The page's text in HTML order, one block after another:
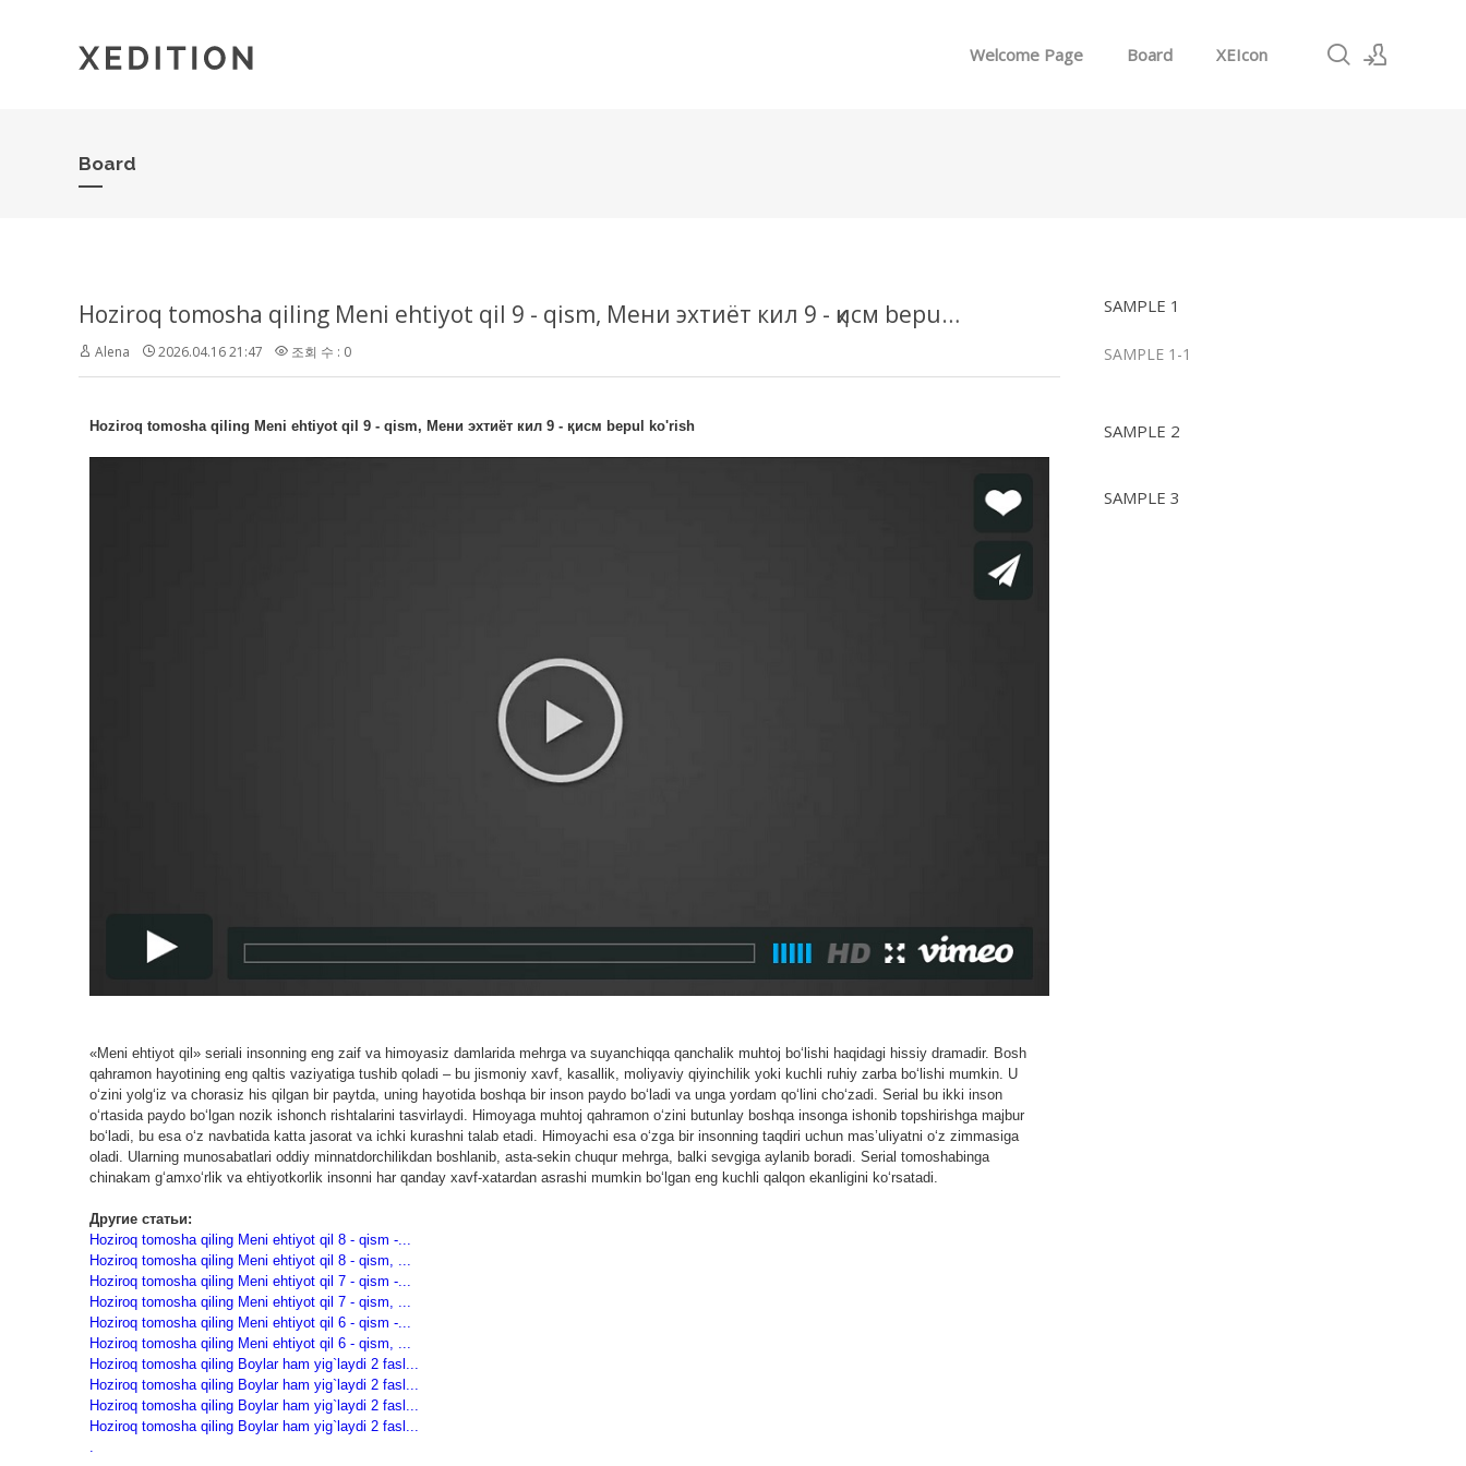
Welcome Page Board XEIcon
Board
SAMPLE 1
SAMPLE 1-1
SAMPLE 2
SAMPLE 3
Hoziroq tomosha qiling Meni ehtiyot qil 9 - qism, Мени эхтиёт кил 9 - қисм bepul ko'rish
Alena 2026.04.16 21:47 조회 수 : 0
Hoziroq tomosha qiling Meni ehtiyot qil 9 - qism, Мени эхтиёт кил 9 - қисм bepul ko'rish
«Meni ehtiyot qil» seriali insonning eng zaif va himoyasiz damlarida mehrga va suyanchiqqa qanchalik muhtoj bo‘lishi haqidagi hissiy dramadir. Bosh
qahramon hayotining eng qaltis vaziyatiga tushib qoladi – bu jismoniy xavf, kasallik, moliyaviy qiyinchilik yoki kuchli ruhiy zarba bo‘lishi mumkin. U
o‘zini yolg‘iz va chorasiz his qilgan bir paytda, uning hayotida boshqa bir inson paydo bo‘ladi va unga yordam qo‘lini cho‘zadi. Serial bu ikki inson
o‘rtasida paydo bo‘lgan nozik ishonch rishtalarini tasvirlaydi. Himoyaga muhtoj qahramon o‘zini butunlay boshqa insonga ishonib topshirishga majbur
bo‘ladi, bu esa o‘z navbatida katta jasorat va ichki kurashni talab etadi. Himoyachi esa o‘zga bir insonning taqdiri uchun mas’uliyatni o‘z zimmasiga
oladi. Ularning munosabatlari oddiy minnatdorchilikdan boshlanib, asta-sekin chuqur mehrga, balki sevgiga aylanib boradi. Serial tomoshabinga
chinakam g‘amxo‘rlik va ehtiyotkorlik insonni har qanday xavf-xatardan asrashi mumkin bo‘lgan eng kuchli qalqon ekanligini ko‘rsatadi.
Другие статьи:
Hoziroq tomosha qiling Meni ehtiyot qil 8 - qism -...
Hoziroq tomosha qiling Meni ehtiyot qil 8 - qism, ...
Hoziroq tomosha qiling Meni ehtiyot qil 7 - qism -...
Hoziroq tomosha qiling Meni ehtiyot qil 7 - qism, ...
Hoziroq tomosha qiling Meni ehtiyot qil 6 - qism -...
Hoziroq tomosha qiling Meni ehtiyot qil 6 - qism, ...
Hoziroq tomosha qiling Boylar ham yig`laydi 2 fasl...
Hoziroq tomosha qiling Boylar ham yig`laydi 2 fasl...
Hoziroq tomosha qiling Boylar ham yig`laydi 2 fasl...
Hoziroq tomosha qiling Boylar ham yig`laydi 2 fasl...
.